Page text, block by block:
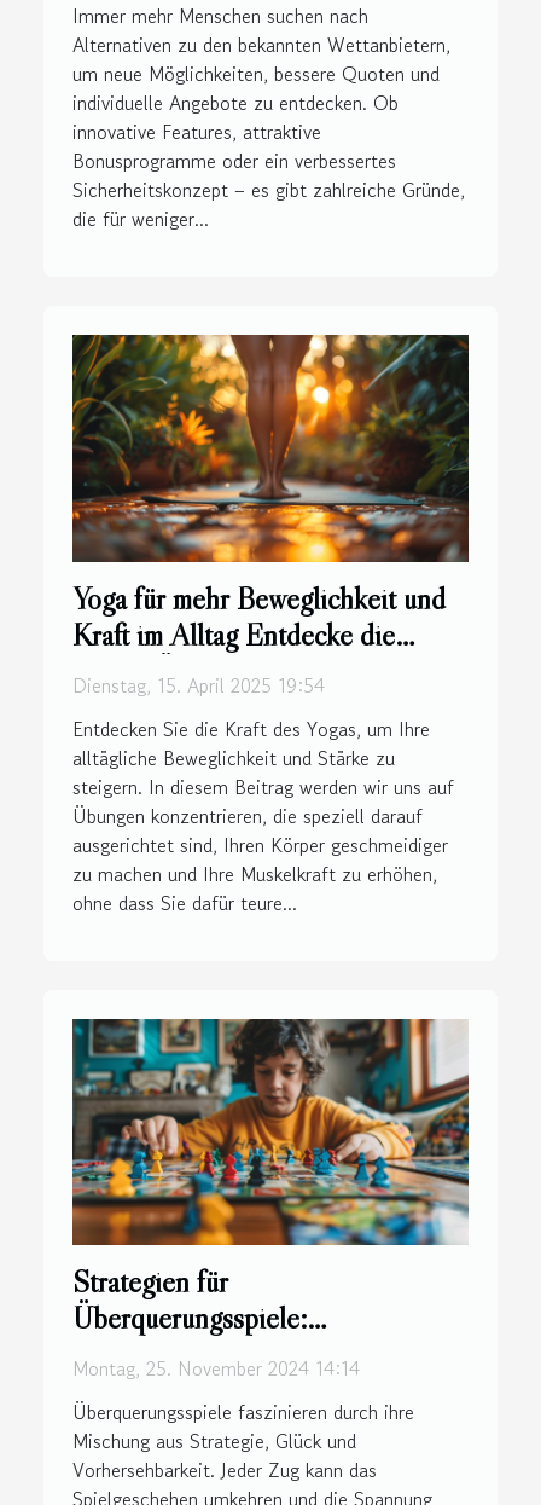
Immer mehr Menschen suchen nach
Alternativen zu den bekannten Wettanbietern,
um neue Möglichkeiten, bessere Quoten und
individuelle Angebote zu entdecken. Ob
innovative Features, attraktive
Bonusprogramme oder ein verbessertes
Sicherheitskonzept – es gibt zahlreiche Gründe,
die für weniger...
Yoga für mehr Beweglichkeit und
Kraft im Alltag Entdecke die
besten Übungen
Dienstag, 15. April 2025 19:54
Entdecken Sie die Kraft des Yogas, um Ihre
alltägliche Beweglichkeit und Stärke zu
steigern. In diesem Beitrag werden wir uns auf
Übungen konzentrieren, die speziell darauf
ausgerichtet sind, Ihren Körper geschmeidiger
zu machen und Ihre Muskelkraft zu erhöhen,
ohne dass Sie dafür teure...
Strategien für
Überquerungsspiele:
Gewinnchancen sicher nutzen
Montag, 25. November 2024 14:14
Überquerungsspiele faszinieren durch ihre
Mischung aus Strategie, Glück und
Vorhersehbarkeit. Jeder Zug kann das
Spielgeschehen umkehren und die Spannung